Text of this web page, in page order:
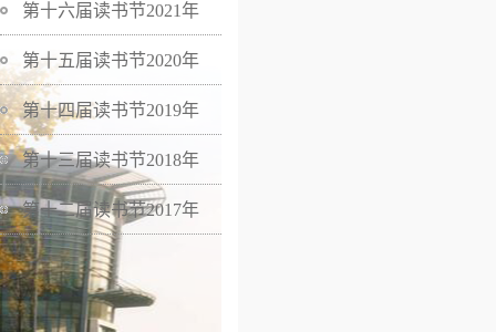
第十六届读书节2021年
第十五届读书节2020年
第十四届读书节2019年
第十三届读书节2018年
第十二届读书节2017年